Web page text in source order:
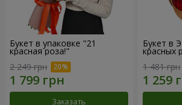
Букет в упаковке "21
красная роза!"
2 249 грн
Заказать
Букет в
красных
1 481 грн